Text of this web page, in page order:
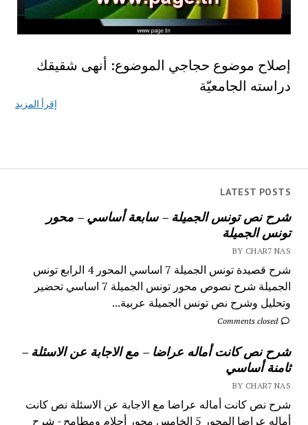
LATEST POSTS
شرح نص تونس الجميلة – سابعة أساسي – محور
تونس الجميلة
BY CHAR7 NAS
شرح قصيدة تونس الجميلة 7 اساسي المحور 4 الرابع تونس
الجميلة شرح نصوص محور تونس الجميلة 7 اساسي تحضير
وتحليل وشرح نص تونس الجميلة عربية...
Comments closed
شرح نص كانت أماله عراضا – مع الاجابة عن الاسئلة –
ثامنة أساسي
BY CHAR7 NAS
شرح نص كانت أماله عراضا مع الاجابة عن الاسئلة نص كانت
أماله عراضا المحور 5 الخامس محور أحلام ومطامح - شرح
إصلاح موضوع حجاجي ‫الموضوع‪ :‬أنهى شقيقك
دراسته الجامعيّة‪
إقرأ المزيد